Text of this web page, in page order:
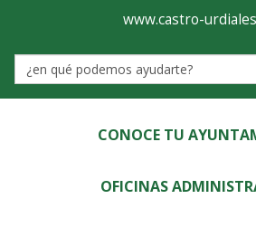
Ayuntamiento
de
Castro-
Urdiales
www.castro-
Label
CONOCE TU
OFICINAS